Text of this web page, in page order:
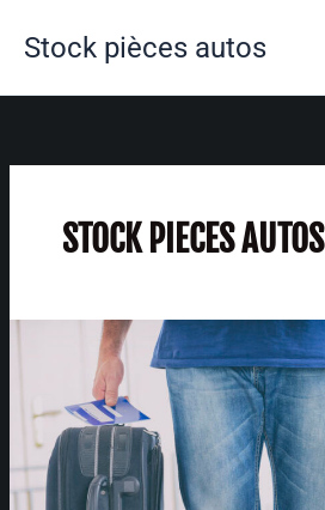
Stock pièces autos
STOCK PIECES AUTOS
conseils
bien
préparer
votre
véhicule